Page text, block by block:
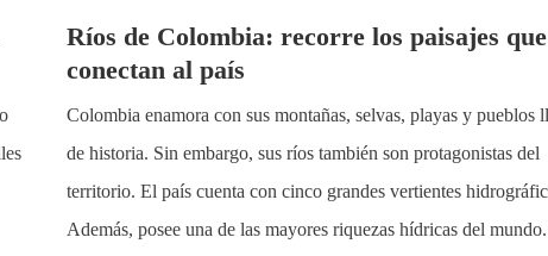
Ríos de Colombia: recorre los paisajes que
conectan al país
Colombia enamora con sus montañas, selvas, playas y pueblos
de historia. Sin embargo, sus ríos también son protagonistas del
territorio. El país cuenta con cinco grandes vertientes
Además, posee una de las mayores riquezas hídricas del mundo.